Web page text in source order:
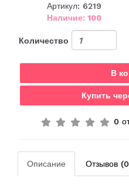
Артикул: 6219
Наличие: 100
Количество
В
Купить
0
Описание Отзывов